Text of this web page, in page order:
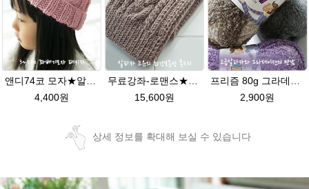
4,400원
15,600원
2,900원
상세 정보를 확대해 보실 수 있습니다